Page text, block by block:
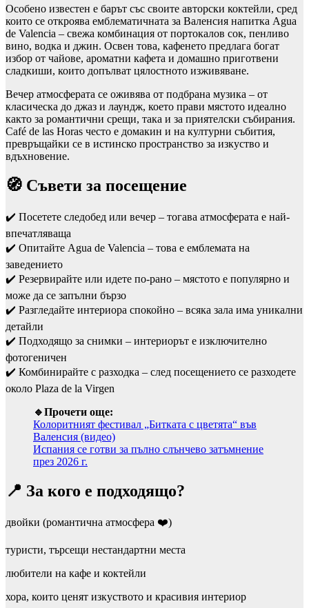
Особено известен е барът със своите авторски коктейли, сред
които се откроява емблематичната за Валенсия напитка Agua
de Valencia – свежа комбинация от портокалов сок, пенливо
вино, водка и джин. Освен това, кафенето предлага богат
избор от чайове, ароматни кафета и домашно приготвени
сладкиши, които допълват цялостното изживяване.
Вечер атмосферата се оживява от подбрана музика – от
класическа до джаз и лаундж, което прави мястото идеално
както за романтични срещи, така и за приятелски събирания.
Café de las Horas често е домакин и на културни събития,
превръщайки се в истинско пространство за изкуство и
вдъхновение.
🧭 Съвети за посещение
✔️ Посетете следобед или вечер – тогава атмосферата е най-
впечатляваща
✔️ Опитайте Agua de Valencia – това е емблемата на
заведението
✔️ Резервирайте или идете по-рано – мястото е популярно и
може да се запълни бързо
✔️ Разгледайте интериора спокойно – всяка зала има уникални
детайли
✔️ Подходящо за снимки – интериорът е изключително
фотогеничен
✔️ Комбинирайте с разходка – след посещението се разходете
около Plaza de la Virgen
🔹Прочети още:
Колоритният фестивал „Битката с цветята“ във
Валенсия (видео)
Испания се готви за пълно слънчево затъмнение
през 2026 г.
📍 За кого е подходящо?
двойки (романтична атмосфера ❤️)
туристи, търсещи нестандартни места
любители на кафе и коктейли
хора, които ценят изкуството и красивия интериор